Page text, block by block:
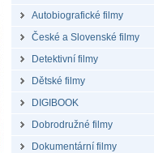
Autobiografické filmy
České a Slovenské filmy
Detektivní filmy
Dětské filmy
DIGIBOOK
Dobrodružné filmy
Dokumentární filmy